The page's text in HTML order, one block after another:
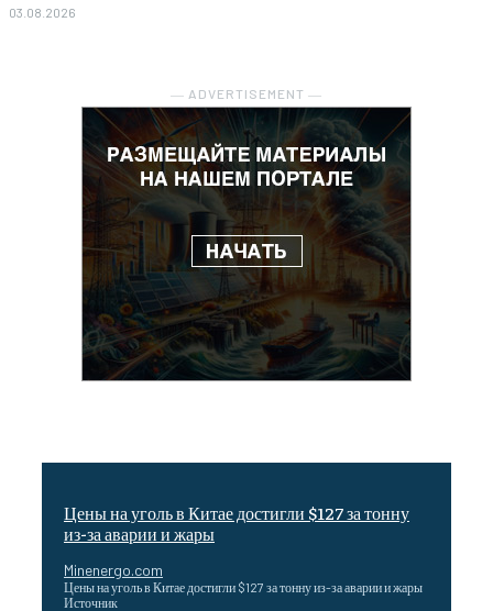
03.08.2026
― ADVERTISEMENT ―
Цены на уголь в Китае достигли $127 за тонну
из-за аварии и жары
Minenergo.com
Цены на уголь в Китае достигли $127 за тонну из-за аварии и жары
Источник